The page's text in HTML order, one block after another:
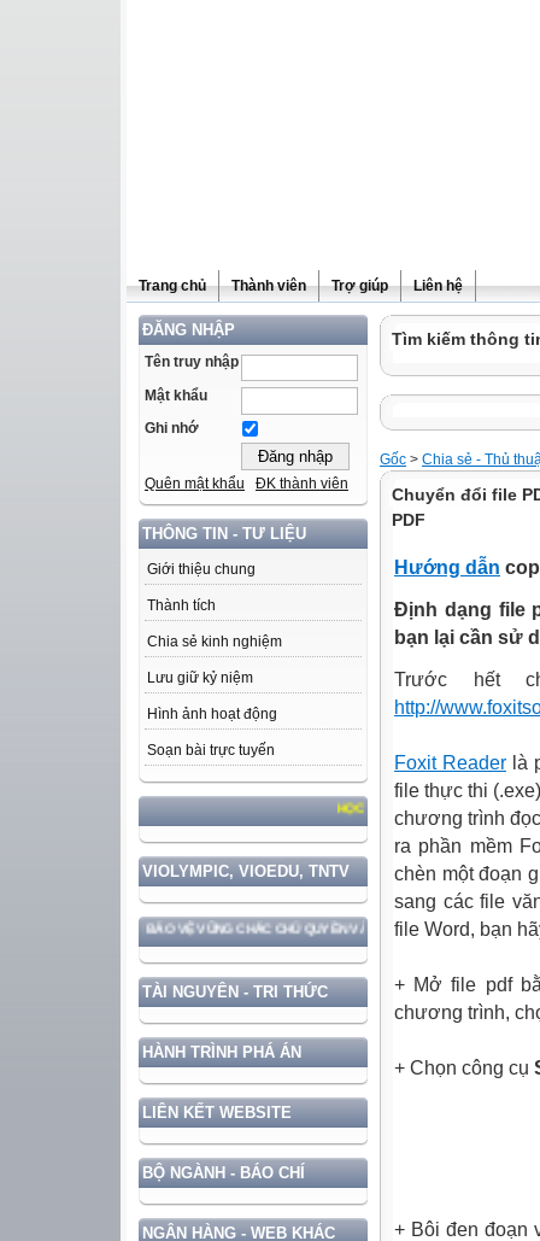
Trang chủ Thành viên Trợ giúp Liên hệ
ĐĂNG NHẬP
Tên truy nhập
Mật khẩu
Ghi nhớ
Quên mật khẩu ĐK thành viên
THÔNG TIN - TƯ LIỆU
Giới thiệu chung
Thành tích
Chia sẻ kinh nghiệm
Lưu giữ kỷ niệm
Hình ảnh hoạt động
Soạn bài trực tuyến
HỌC TẬP VÀ LÀM THEO TƯ TƯỞNG, ĐẠO ĐỨC,
VIOLYMPIC, VIOEDU, TNTV
VỚI BẢO VỆ VỮNG CHẮC CHỦ QUYỀN VÀ ĐỘC LẬP DÂN TỘC!
TÀI NGUYÊN - TRI THỨC
HÀNH TRÌNH PHÁ ÁN
LIÊN KẾT WEBSITE
BỘ NGÀNH - BÁO CHÍ
NGÂN HÀNG - WEB KHÁC
Tìm kiếm thông
Gốc > Chia sẻ - Thủ
Chuyển đổi file
PDF
Hướng dẫn
Định dạng file
bạn lại cần sử
Trước hết
http://
Foxit Readerlà
file thực thi
chương trình
ra phần mềm
chèn một đoạn
sang các file
file Word, bạn
+ Mở file pdf
chương trình,
+ Chọn công cụ
+ Bôi đen đoạn